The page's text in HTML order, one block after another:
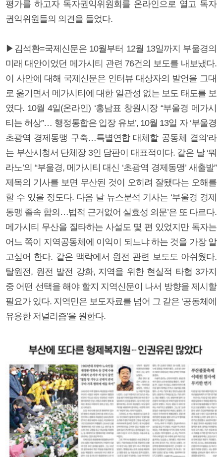
평가를 하고자 독자권익위원회를 온라인으로 열고 독자
권익위원들의 의견을 들었다.
▶김석환=국제신문은 10월부터 12월 13일까지 부울경의
미래 대안이었던 메가시티 관련 76건의 보도를 내보냈다.
이 사안에 대해 국제신문은 인터뷰 대상자의 발언을 그대
로 옮기면서 메가시티에 대한 일관성 없는 보도 태도를 보
였다. 10월 4일(온라인) ‘홍남표 창원시장 “부울경 메가시
티는 허상”… 행정통합은 입장 유보’, 10월 13일 자 ‘부울경
초광역 경제동맹 구축…특별연합 대체할 공동체 결의’라
는 부산시청서 단체장 3인 담판이 대표적이다. 같은 날 ‘뭐
라노’의 “부울경, 메가시티 대신 ‘초광역 경제동맹’ 새출발”
제목의 기사를 보면 무산된 것이 오히려 잘됐다는 오해를
할 수 있을 정도다. 다음 날 뉴스분석 기사는 ‘부울경 경제
동맹 졸속 합의…법적 근거없어 실효성 의문’은 또 다르다.
메가시티 무산을 질타하는 사설도 몇 편 있었지만 독자는
어느 쪽이 지역공동체에 이익이 되느냐 하는 것을 가장 알
고싶어 한다. 같은 맥락에서 원전 관련 보도도 아쉬웠다.
탈원전, 원전 발전 강화, 지역을 위한 현실적 타협 3가지
중 어떤 선택을 해야 할지 지역신문이 나서 방향을 제시할
필요가 있다. 지역민은 보도자료를 넘어 그 같은 ‘공동체에
유용한 저널리즘’을 원한다.